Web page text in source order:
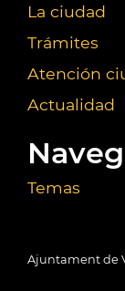
La ciudad
Trámites
Atención
Actualidad
Temas
Ajuntament de